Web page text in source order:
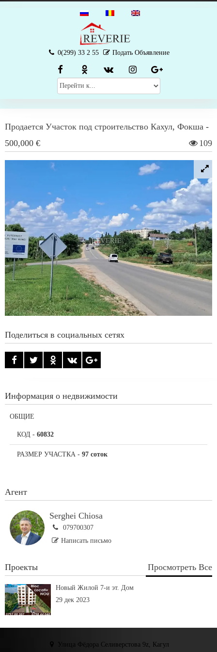
0(299) 33 2 55 Подать Объявление
Продается Участок под строительство Кахул, Фокша -
500,000 €
109
Поделиться в социальных сетях
Информация о недвижимости
ОБЩИЕ
КОД - 60832
РАЗМЕР УЧАСТКА - 97 соток
Агент
Serghei Chiosa
079700307
Написать письмо
Проекты Просмотреть Все
Новый Жилой 7-и эт. Дом
29 дек 2023
Улица Фёдора Селиверстова 9z, Кагул